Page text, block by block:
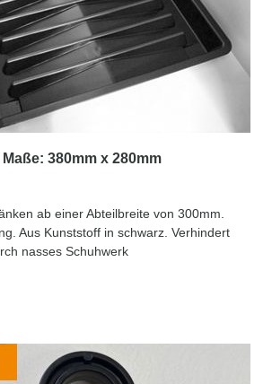
380mm x 280mm
ab einer Abteilbreite von 300mm.
Aus Kunststoff in schwarz. Verhindert
nasses Schuhwerk